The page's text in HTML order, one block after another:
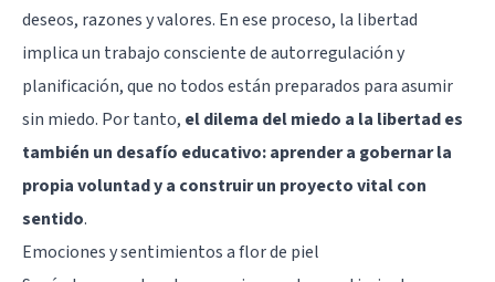
deseos, razones y valores. En ese proceso, la libertad
implica un trabajo consciente de autorregulación y
planificación, que no todos están preparados para asumir
sin miedo. Por tanto, el dilema del miedo a la libertad es
también un desafío educativo: aprender a gobernar la
propia voluntad y a construir un proyecto vital con
sentido.
Emociones y sentimientos a flor de piel